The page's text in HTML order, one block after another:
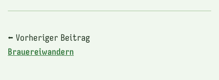
⬅ Vorheriger Beitrag
Brauereiwandern